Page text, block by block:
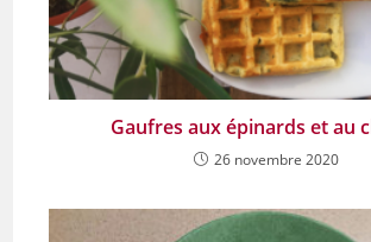
Gaufres aux épinards et au
26 novembre 2020